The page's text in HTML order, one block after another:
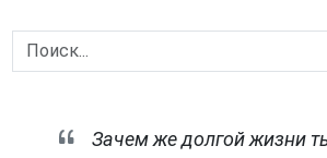
Зачем же долгой жизни